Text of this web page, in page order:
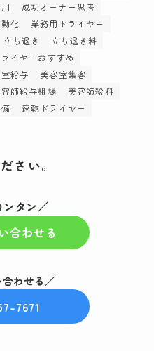
成功オーナー思考
化
業務用ドライヤー
立ち退き
立ち退き料
イヤーおすすめ
給与
美容室集客
師給与相場
美容師給料
速乾ドライヤー
さい。
ンタン／
合わせる
わせる／
7671